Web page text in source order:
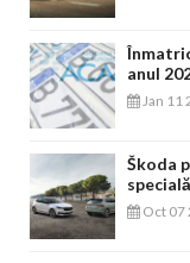
anul
Jan 11
Škoda
Oct 07